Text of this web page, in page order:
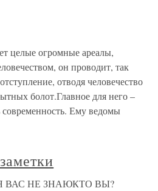
целые огромные ареалы,
он проводит, так
отводя человечество
болот.Главное для него –
Ему ведомы
Я ВАС НЕ ЗНАЮКТО ВЫ?